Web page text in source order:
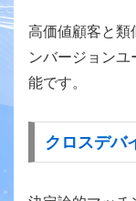
高価値顧客と類
ンバージョン
能です。
クロスデバ